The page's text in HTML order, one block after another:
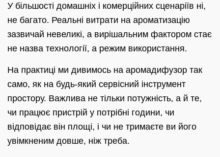
У більшості домашніх і комерційних сценаріїв ні,
не багато. Реальні витрати на ароматизацію
зазвичай невеликі, а вирішальним фактором стає
не назва технології, а режим використання.
На практиці ми дивимось на аромадифузор так
само, як на будь-який сервісний інструмент
простору. Важлива не тільки потужність, а й те,
чи працює пристрій у потрібні години, чи
відповідає він площі, і чи не тримаєте ви його
увімкненим довше, ніж треба.